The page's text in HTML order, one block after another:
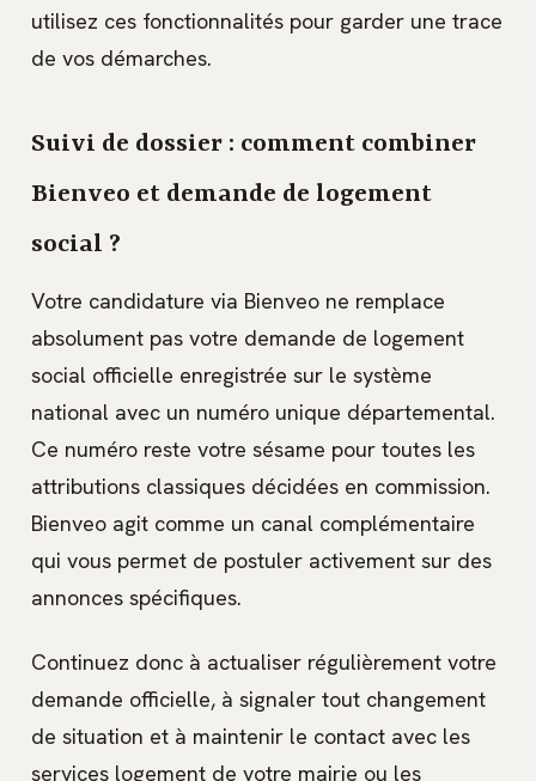
utilisez ces fonctionnalités pour garder une trace
de vos démarches.
Suivi de dossier : comment combiner
Bienveo et demande de logement
social ?
Votre candidature via Bienveo ne remplace
absolument pas votre demande de logement
social officielle enregistrée sur le système
national avec un numéro unique départemental.
Ce numéro reste votre sésame pour toutes les
attributions classiques décidées en commission.
Bienveo agit comme un canal complémentaire
qui vous permet de postuler activement sur des
annonces spécifiques.
Continuez donc à actualiser régulièrement votre
demande officielle, à signaler tout changement
de situation et à maintenir le contact avec les
services logement de votre mairie ou les